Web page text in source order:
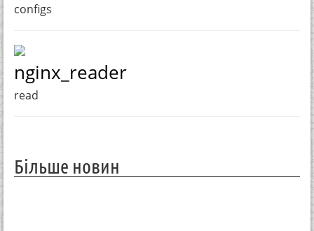
configs
nginx_reader
read
Більше новин